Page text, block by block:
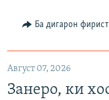
Ба дигарон
Август 07, 2026
Занеро, ки